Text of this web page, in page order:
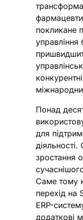
покликане
управління
Понад
для
зростання
Саме тому
перехід на
ERP-
додаткові